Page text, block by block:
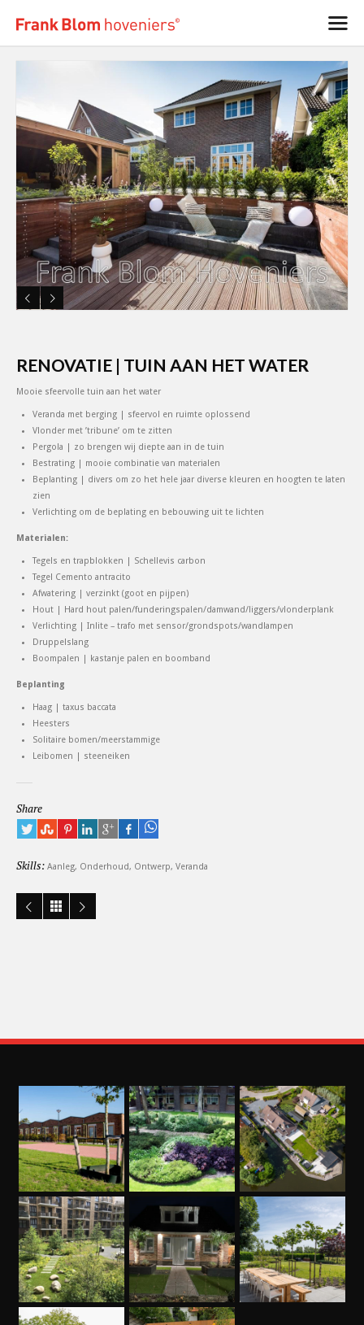
RENOVATIE | TUIN AAN HET WATER
Mooie sfeervolle tuin aan het water
Veranda met berging | sfeervol en ruimte oplossend
Vlonder met ’tribune’ om te zitten
Pergola | zo brengen wij diepte aan in de tuin
Bestrating | mooie combinatie van materialen
Beplanting | divers om zo het hele jaar diverse kleuren en hoogten te laten
zien
Verlichting om de beplating en bebouwing uit te lichten
Materialen:
Tegels en trapblokken | Schellevis carbon
Tegel Cemento antracito
Afwatering | verzinkt (goot en pijpen)
Hout | Hard hout palen/funderingspalen/damwand/liggers/vlonderplank
Verlichting | Inlite – trafo met sensor/grondspots/wandlampen
Druppelslang
Boompalen | kastanje palen en boomband
Beplanting
Haag | taxus baccata
Heesters
Solitaire bomen/meerstammige
Leibomen | steeneiken
Share
Skills: Aanleg, Onderhoud, Ontwerp, Veranda